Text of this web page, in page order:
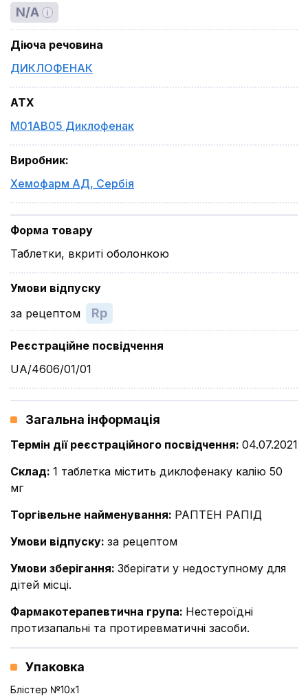
N/A
Діюча речовина
ДИКЛОФЕНАК
ATX
M01AB05 Диклофенак
Виробник:
Хемофарм АД, Сербія
Форма товару
Таблетки, вкриті оболонкою
Умови відпуску
за рецептом
Rp
Реєстраційне посвідчення
UA/4606/01/01
Загальна інформація
Термін дії реєстраційного посвідчення: 04.07.2021
Склад: 1 таблетка містить диклофенаку калію 50
мг
Торгівельне найменування: РАПТЕН РАПІД
Умови відпуску: за рецептом
Умови зберігання: Зберігати у недоступному для
дітей місці.
Фармакотерапевтична група: Нестероїдні
протизапальні та протиревматичні засоби.
Упаковка
Блістер №10x1